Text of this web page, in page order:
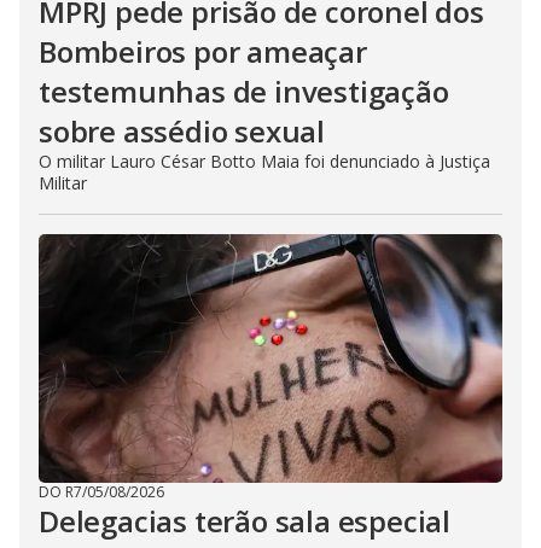
MPRJ pede prisão de coronel dos
Bombeiros por ameaçar
testemunhas de investigação
sobre assédio sexual
O militar Lauro César Botto Maia foi denunciado à Justiça
Militar
DO R7/05/08/2026
Delegacias terão sala especial